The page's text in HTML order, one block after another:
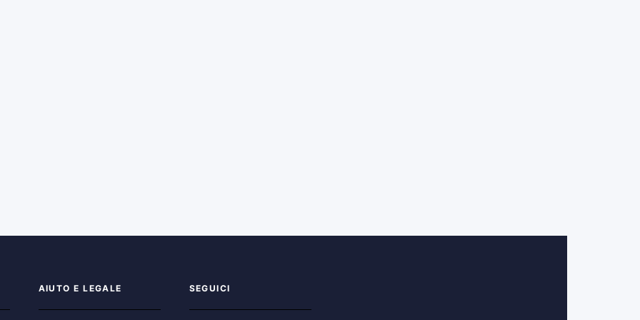
AIUTO E LEGALE SEGUICI